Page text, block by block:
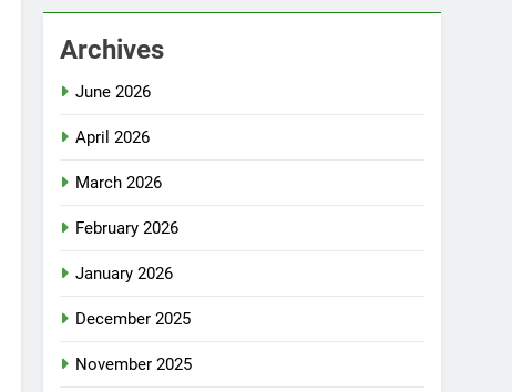
Archives
June 2026
April 2026
March 2026
February 2026
January 2026
December 2025
November 2025